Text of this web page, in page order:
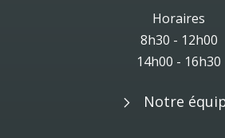
Horaires
8h30 - 12h00
14h00 - 16h30
Notre